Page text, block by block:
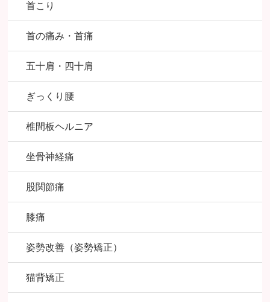
首こり
首の痛み・首痛
五十肩・四十肩
ぎっくり腰
椎間板ヘルニア
坐骨神経痛
股関節痛
膝痛
姿勢改善（姿勢矯正）
猫背矯正